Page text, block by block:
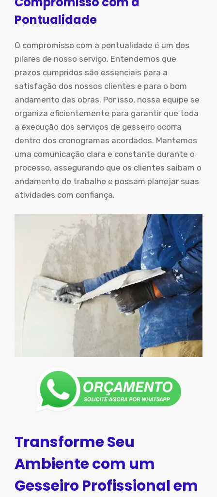
Pontualidade
O compromisso com a pontualidade é um dos
pilares de nosso serviço. Entendemos que
prazos cumpridos são essenciais para a
satisfação dos nossos clientes e para o bom
andamento das obras. Por isso, nossa equipe se
organiza eficientemente para garantir que toda
a execução dos serviços de gesseiro ocorra
dentro dos cronogramas acordados. Mantemos
uma comunicação clara e constante durante o
processo, assegurando que os clientes saibam o
andamento do trabalho e possam planejar suas
atividades com confiança.
Transforme Seu
Ambiente com um
Gesseiro Profissional em